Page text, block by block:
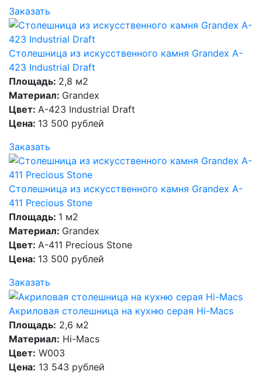
Заказать
Столешница из искусственного камня Grandex A-
423 Industrial Draft
Площадь: 2,8 м2
Материал: Grandex
Цвет: A-423 Industrial Draft
Цена: 13 500 рублей
Заказать
Столешница из искусственного камня Grandex A-
411 Precious Stone
Площадь: 1 м2
Материал: Grandex
Цвет: A-411 Precious Stone
Цена: 13 500 рублей
Заказать
Акриловая столешница на кухню серая Hi-Macs
Площадь: 2,6 м2
Материал: Hi-Macs
Цвет: W003
Цена: 13 543 рублей